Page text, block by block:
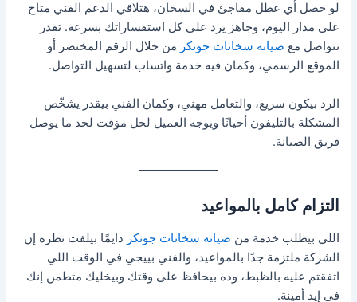
لو حصل أي عطل مفاجئ في السخان، هتلاقي الدعم الفني متاح
على مدار اليوم، وجاهز يرد على كل استفساراتك بسرعة. تقدر
تتواصل مع صيانه سخانات جونكر من خلال الرقم المختصر أو
الموقع الرسمي، وكمان فيه خدمة واتساب لتسهيل التواصل.
الرد بيكون سريع، والتعامل مهني، وكمان الفني بيقدر يشخّص
المشكلة بالتليفون أحيانًا ويوجه العميل لحل مؤقت لحد ما يوصل
فريق الصيانة.
التزام كامل بالمواعيد
اللي بيطلب خدمة من صيانه سخانات جونكر دايمًا بيلفت نظره إن
الشركة ملتزمة جدًا بالمواعيد، والفني بييجي في الوقت اللي
اتفقتم عليه بالظبط، وده بيحافظ على وقتك وبيخليك متطمن إنك
في إيد أمينة.